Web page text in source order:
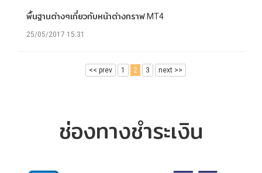
พื้นฐานต่างๆเกี่ยวกับหน้าต่างกราฟ MT4
25/05/2017 15:31
<< prev 1 2 3 next >>
ช่องทางชำระเงิน